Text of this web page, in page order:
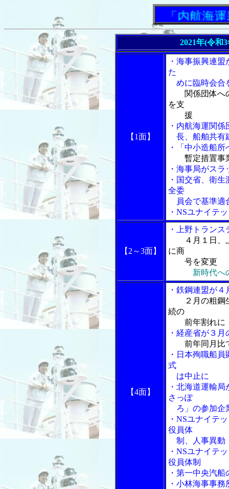
「内航海運
2021年(令和
【1面】
・海事振興連
た
めに臨時会合
関係団体へ
を支
援
・内航海運関
長、船舶共有
・「中小造船
暫定措置事
・海事局がス
・国交省、衛
全委
員会で基準適
・NSユナイテ
【2～3面】
・上野トラン
４月１日、
に商
号を変更
新時代へ
【4面】
・鉄鋼連盟が
２月の粗
続の
前年割れに
・経産省が３
前年同月比
・日本殉職船
式
は中止に
・北海道運輸
さっぽ
ろ」の参加企
・NSユナイテ
役員体
制、人事異動
・NSユナイテ
役員体制
・第一中央汽
・小林海事事